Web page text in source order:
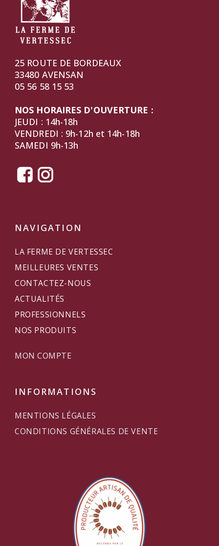
25 ROUTE DE BORDEAUX
33480 AVENSAN
05 56 58 15 53
NOS HORAIRES D'OUVERTURE :
JEUDI : 14h-18h
VENDREDI : 9h-12h et 14h-18h
SAMEDI 9h-13h
NAVIGATION
LA FERME DE VERTESSEC
MEILLEURES VENTES
CONTACTEZ-NOUS
ACTUALITÉS
PROFESSIONNELS
NOS PRODUITS
MON COMPTE
INFORMATIONS
MENTIONS LÉGALES
CONDITIONS GÉNÉRALES DE VENTE